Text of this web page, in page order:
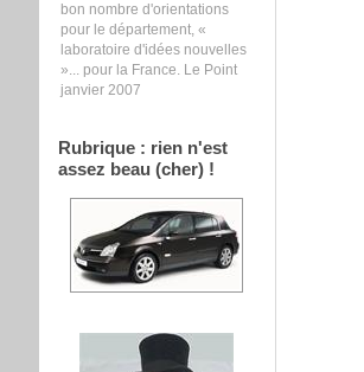
bon nombre d'orientations
pour le département, «
laboratoire d'idées nouvelles
»... pour la France. Le Point
janvier 2007
Rubrique : rien n'est
assez beau (cher) !